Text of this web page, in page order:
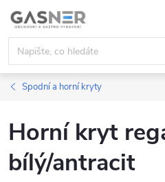
Přejít
obsah
Spodní a horní kryty
Horní kryt
bílý/antracit